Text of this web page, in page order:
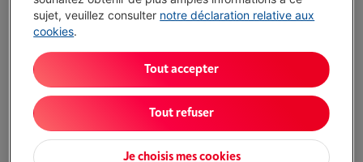
´Conçu et testé par des ergonomes de
premier plan´
Connectable via Bluetooth ou le récepteur USB inclus.
sujet, veuillez consulter notre déclaration relative aux
cookies.
Je choisis mes cookies
Tout refuser
Tout accepter